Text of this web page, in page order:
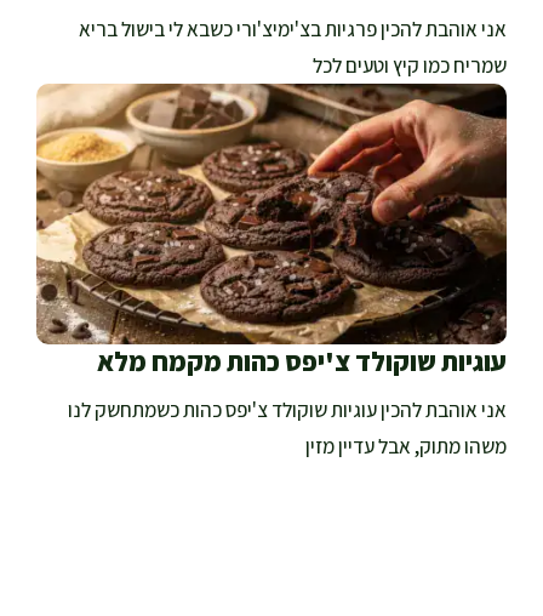
אני אוהבת להכין פרגיות בצ'ימיצ'ורי כשבא לי בישול בריא
שמריח כמו קיץ וטעים לכל
עוגיות שוקולד צ'יפס כהות מקמח מלא
אני אוהבת להכין עוגיות שוקולד צ'יפס כהות כשמתחשק לנו
משהו מתוק, אבל עדיין מזין